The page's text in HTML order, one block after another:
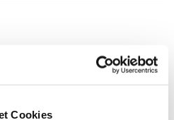
Cookies